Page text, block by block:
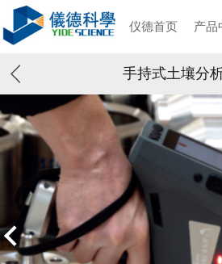
仪德首页 产品
手持式土壤分